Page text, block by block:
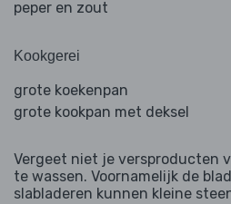
peper en zout
Kookgerei
grote koekenpan
grote kookpan met deksel
Vergeet niet je versproducten
te wassen. Voornamelijk de
slabladeren kunnen kleine